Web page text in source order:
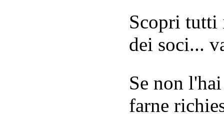
Scopri tutti
dei soci...
Se non
farne